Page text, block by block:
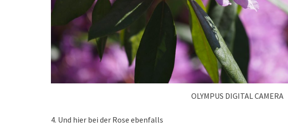
OLYMPUS DIGITAL CAMERA
4. Und hier bei der Rose ebenfalls